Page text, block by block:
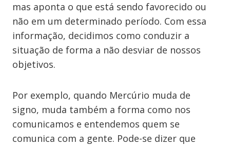
mas aponta o que está sendo favorecido ou
não em um determinado período. Com essa
informação, decidimos como conduzir a
situação de forma a não desviar de nossos
objetivos.
Por exemplo, quando Mercúrio muda de
signo, muda também a forma como nos
comunicamos e entendemos quem se
comunica com a gente. Pode-se dizer que